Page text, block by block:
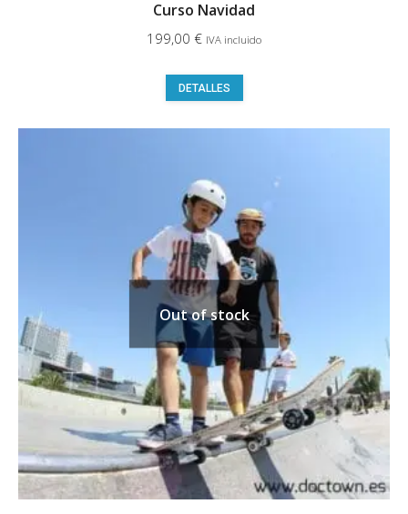
Curso Navidad
199,00 € IVA incluido
DETALLES
Out of stock